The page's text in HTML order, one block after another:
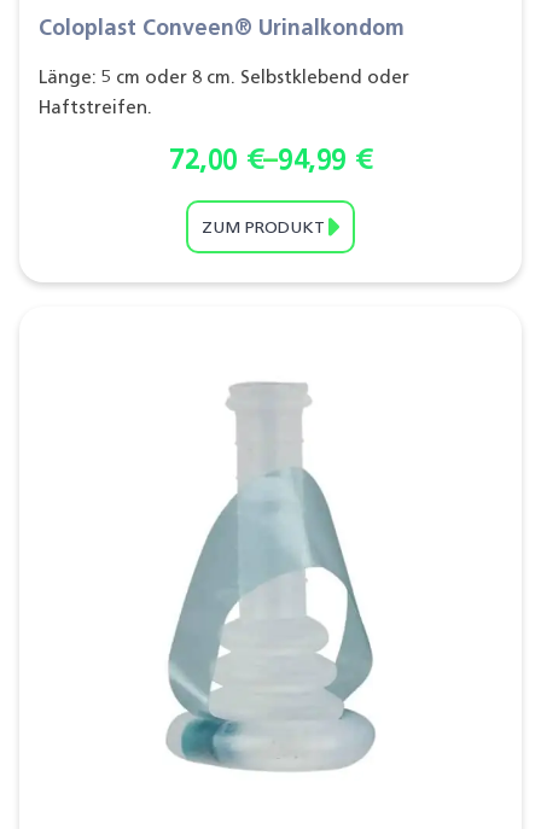
Coloplast Conveen® Urinalkondom
Länge: 5 cm oder 8 cm. Selbstklebend oder
Haftstreifen.
72,00 €–94,99 €
ZUM PRODUKT